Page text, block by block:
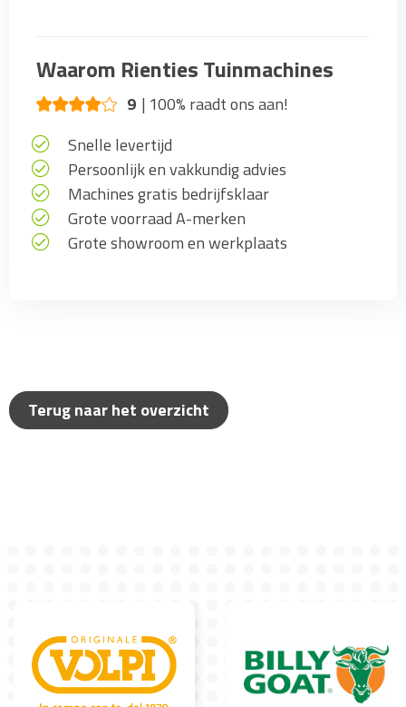
Waarom Rienties Tuinmachines
9 100% raadt ons aan!
Snelle levertijd
Persoonlijk en vakkundig advies
Machines gratis bedrijfsklaar
Grote voorraad A-merken
Grote showroom en werkplaats
Terug naar het overzicht